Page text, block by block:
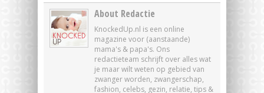
About Redactie
KnockedUp.nl is een online
magazine voor (aanstaande)
mama's & papa's. Ons
redactieteam schrijft over alles wat
je maar wilt weten op gebied van
zwanger worden, zwangerschap,
fashion, celebs, gezin, relatie, tips &